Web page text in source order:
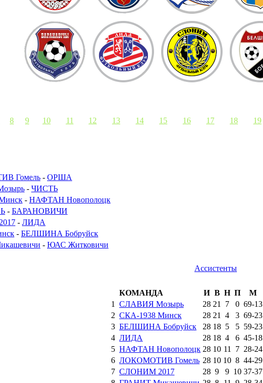
8 9 10 11 12 13 14 15 16 17 18 19
Гомель - ОРША
- ЧИСТЬ
- НАФТАН Новополоцк
- БАРАНОВИЧИ
- ЛИДА
- БЕЛШИНА Бобруйск
- ЮАС Житковичи
Ассистенты
КОМАНДА И В Н П М
1
СЛАВИЯ Мозырь 28 21 7 0 69-13
2 СКА-1938 Минск 28 21 4 3 69-23
3 БЕЛШИНА Бобруйск 28 18 5 5 59-23
4 ЛИДА 28 18 4 6 45-18
5 НАФТАН Новополоцк 28 10 11 7 28-24
6 ЛОКОМОТИВ Гомель 28 10 10 8 44-29
7 СЛОНИМ 2017 28 9 9 10 37-37